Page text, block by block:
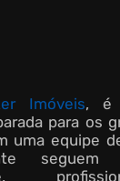
Imóveis, é
para os
uma equipe